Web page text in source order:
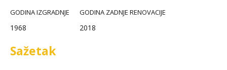
GODINA IZGRADNJE
1968
GODINA ZADNJE RENOVACIJE
2018
Sažetak